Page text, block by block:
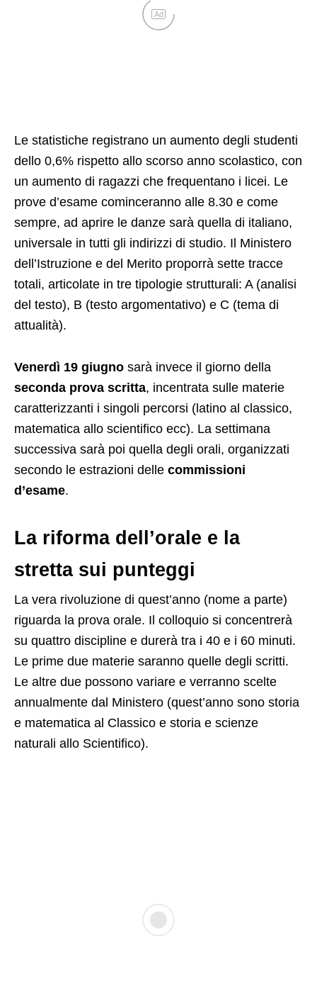
Ad
Le statistiche registrano un aumento degli studenti
dello 0,6% rispetto allo scorso anno scolastico, con
un aumento di ragazzi che frequentano i licei. Le
prove d’esame cominceranno alle 8.30 e come
sempre, ad aprire le danze sarà quella di italiano,
universale in tutti gli indirizzi di studio. Il Ministero
dell’Istruzione e del Merito proporrà sette tracce
totali, articolate in tre tipologie strutturali: A (analisi
del testo), B (testo argomentativo) e C (tema di
attualità).
Venerdì 19 giugno sarà invece il giorno della
seconda prova scritta, incentrata sulle materie
caratterizzanti i singoli percorsi (latino al classico,
matematica allo scientifico ecc). La settimana
successiva sarà poi quella degli orali, organizzati
secondo le estrazioni delle commissioni
d’esame.
La riforma dell’orale e la
stretta sui punteggi
La vera rivoluzione di quest’anno (nome a parte)
riguarda la prova orale. Il colloquio si concentrerà
su quattro discipline e durerà tra i 40 e i 60 minuti.
Le prime due materie saranno quelle degli scritti.
Le altre due possono variare e verranno scelte
annualmente dal Ministero (quest’anno sono storia
e matematica al Classico e storia e scienze
naturali allo Scientifico).